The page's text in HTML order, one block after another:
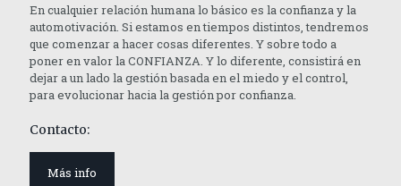
En cualquier relación humana lo básico es la confianza y la
automotivación. Si estamos en tiempos distintos, tendremos
que comenzar a hacer cosas diferentes. Y sobre todo a
poner en valor la CONFIANZA. Y lo diferente, consistirá en
dejar a un lado la gestión basada en el miedo y el control,
para evolucionar hacia la gestión por confianza.
Contacto:
Más info